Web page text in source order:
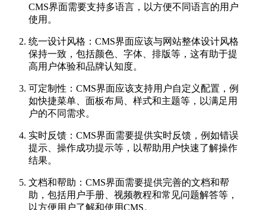
CMS界面需要支持多语言，以方便不同语言的用户
使用。
统一设计风格：CMS界面应该与网站整体设计风格
保持一致，包括颜色、字体、排版等，这有助于提
高用户体验和品牌认知度。
可定制性：CMS界面应该支持用户自定义配置，例
如快捷菜单、面板布局、样式和主题等，以满足用
户的不同需求。
实时反馈：CMS界面需要提供实时反馈，例如错误
提示、操作成功提示等，以帮助用户快速了解操作
结果。
文档和帮助：CMS界面需要提供完善的文档和帮
助，包括用户手册、视频教程和常见问题解答等，
以方便用户了解和使用CMS。